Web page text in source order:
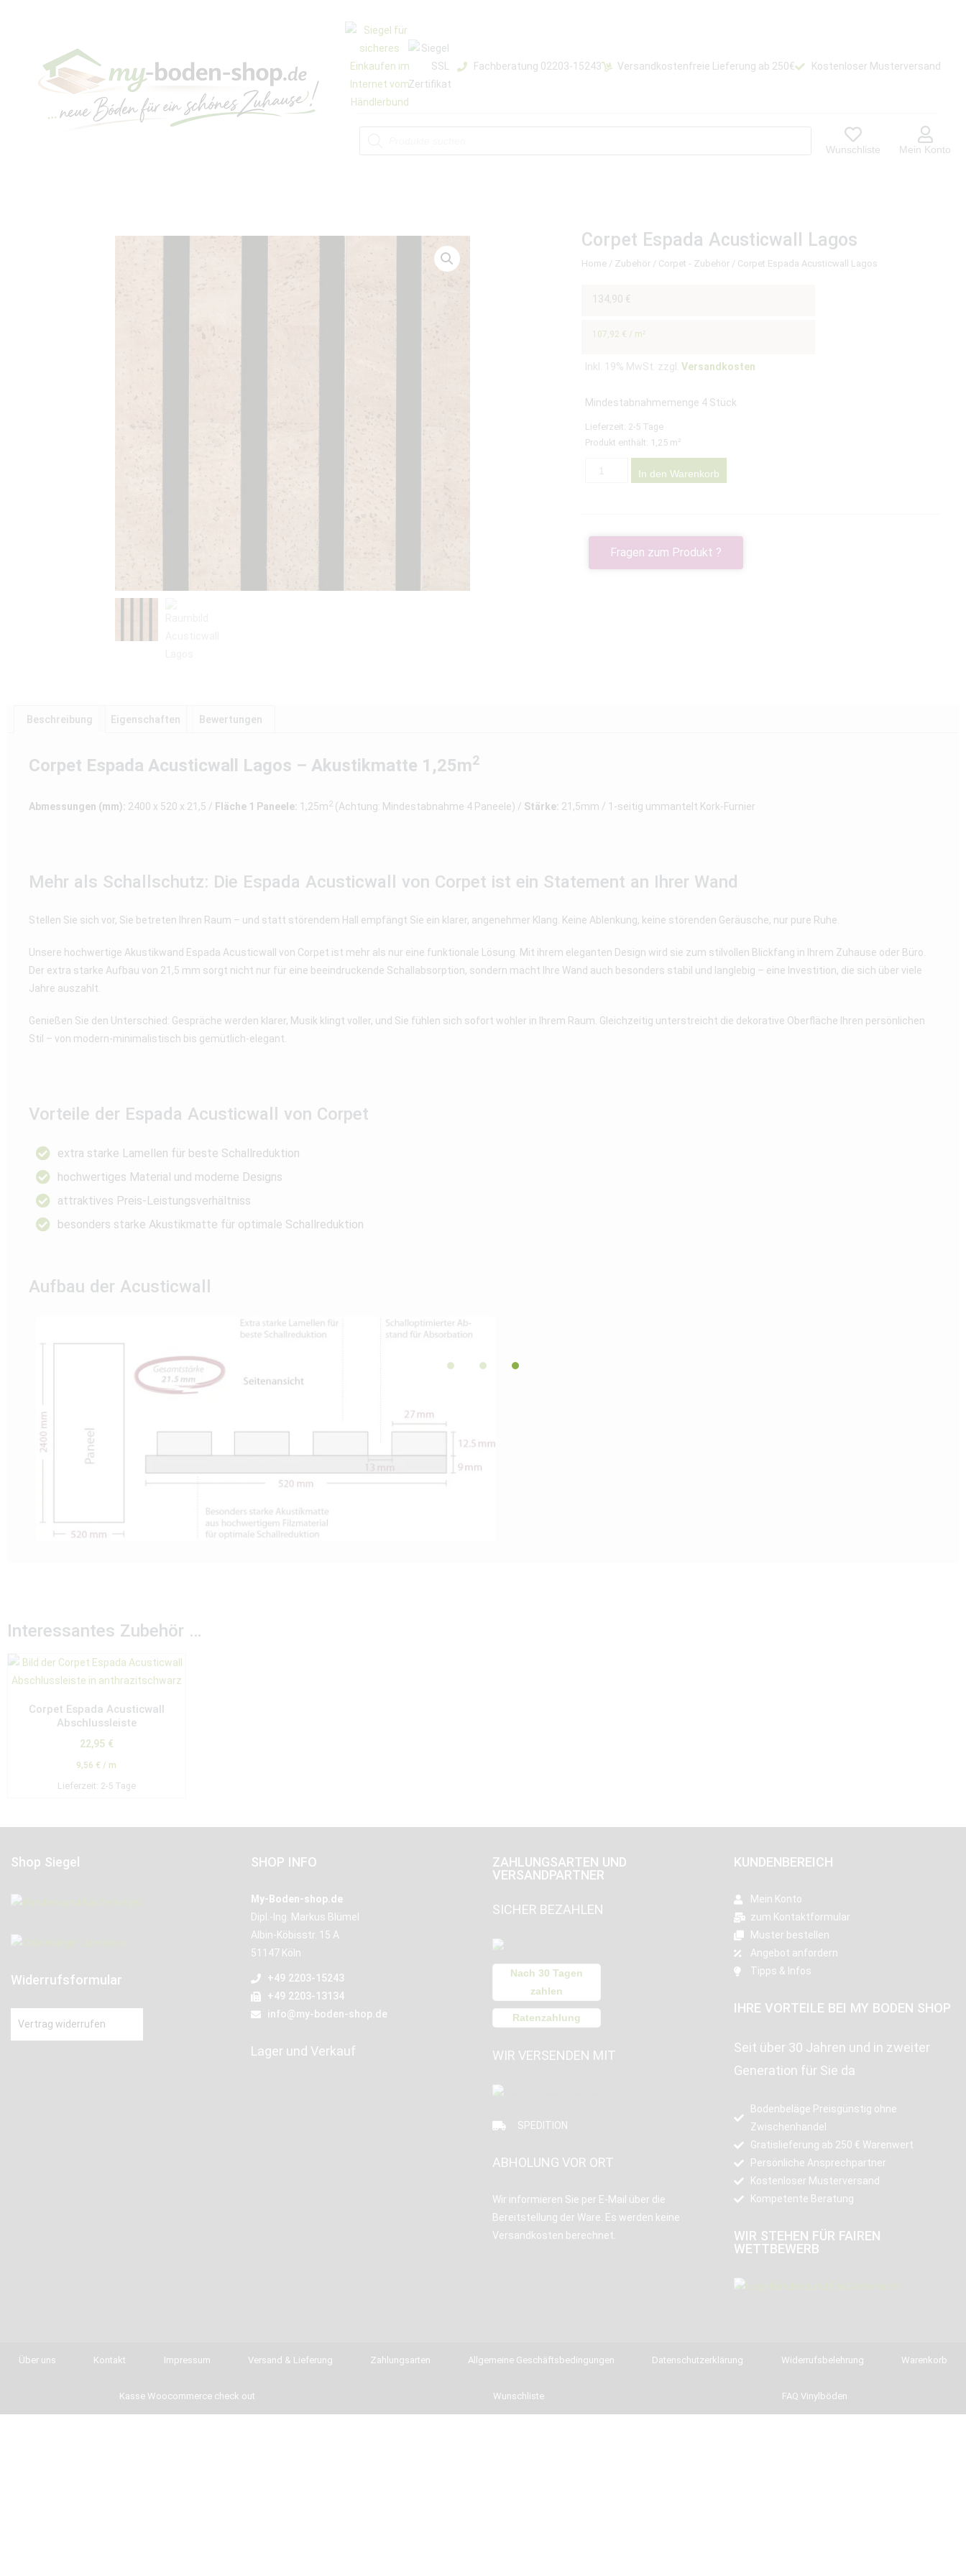
Fachberatung 02203-15243 Versandkostenfreie Lieferung ab 250€ Kostenloser Musterversand
Wunschliste Mein Konto
Corpet Espada Acusticwall Lagos
Home / Zubehör / Corpet - Zubehör / Corpet Espada Acusticwall Lagos
134,90 €
107,92 € / m²
Inkl. 19% MwSt. zzgl.Versandkosten
Mindestabnahmemenge 4 Stück
Lieferzeit: 2-5 Tage
Produkt enthält: 1,25 m²
In den Warenkorb
Fragen zum Produkt ?
Beschreibung Eigenschaften Bewertungen
Corpet Espada Acusticwall Lagos – Akustikmatte 1,25m2
Abmessungen (mm): 2400 x 520 x 21,5 / Fläche 1 Paneele: 1,25m2 (Achtung: Mindestabnahme 4 Paneele) / Stärke: 21,5mm / 1-seitig ummantelt Kork-Furnier
Mehr als Schallschutz: Die Espada Acusticwall von Corpet ist ein Statement an Ihrer Wand
Stellen Sie sich vor, Sie betreten Ihren Raum – und statt störendem Hall empfängt Sie ein klarer, angenehmer Klang. Keine Ablenkung, keine störenden Geräusche, nur pure Ruhe.
Unsere hochwertige Akustikwand Espada Acusticwall von Corpet ist mehr als nur eine funktionale Lösung. Mit ihrem eleganten Design wird sie zum stilvollen Blickfang in Ihrem Zuhause oder Büro.
Der extra starke Aufbau von 21,5 mm sorgt nicht nur für eine beeindruckende Schallabsorption, sondern macht Ihre Wand auch besonders stabil und langlebig – eine Investition, die sich über viele
Jahre auszahlt.
Genießen Sie den Unterschied: Gespräche werden klarer, Musik klingt voller, und Sie fühlen sich sofort wohler in Ihrem Raum. Gleichzeitig unterstreicht die dekorative Oberfläche Ihren persönlichen
Stil – von modern-minimalistisch bis gemütlich-elegant.
Vorteile der Espada Acusticwall von Corpet
extra starke Lamellen für beste Schallreduktion
hochwertiges Material und moderne Designs
attraktives Preis-Leistungsverhältniss
besonders starke Akustikmatte für optimale Schallreduktion
Aufbau der Acusticwall
Interessantes Zubehör …
Corpet Espada Acusticwall
Abschlussleiste
22,95 €
9,56 € / m
Lieferzeit: 2-5 Tage
Shop Siegel
Widerrufsformular
Vertrag widerrufen
SHOP INFO
My-Boden-shop.de
Dipl.-Ing. Markus Blümel
Albin-Köbisstr. 15 A
51147 Köln
+49 2203-15243
+49 2203-13134
info@my-boden-shop.de
Lager und Verkauf
ZAHLUNGSARTEN UND
VERSANDPARTNER
SICHER BEZAHLEN
Nach 30 Tagen
zahlen
Ratenzahlung
WIR VERSENDEN MIT
SPEDITION
ABHOLUNG VOR ORT
Wir informieren Sie per E-Mail über die
Bereitstellung der Ware. Es werden keine
Versandkosten berechnet.
KUNDENBEREICH
Mein Konto
zum Kontaktformular
Muster bestellen
Angebot anfordern
Tipps & Infos
IHRE VORTEILE BEI MY BODEN SHOP
Seit über 30 Jahren und in zweiter
Generation für Sie da
Bodenbeläge Preisgünstig ohne
Zwischenhandel
Gratislieferung ab 250 € Warenwert
Persönliche Ansprechpartner
Kostenloser Musterversand
Kompetente Beratung
WIR STEHEN FÜR FAIREN
WETTBEWERB
Über uns Kontakt Impressum Versand & Lieferung Zahlungsarten Allgemeine Geschäftsbedingungen Datenschutzerklärung Widerrufsbelehrung Warenkorb
Kasse Woocommerce check out Wunschliste FAQ Vinylböden